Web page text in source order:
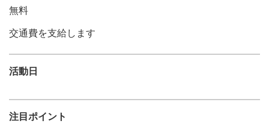
無料
交通費を支給します
活動日
注目ポイント